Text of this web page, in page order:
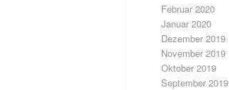
Februar 2020
Januar 2020
Dezember 2019
November 2019
Oktober 2019
September 2019